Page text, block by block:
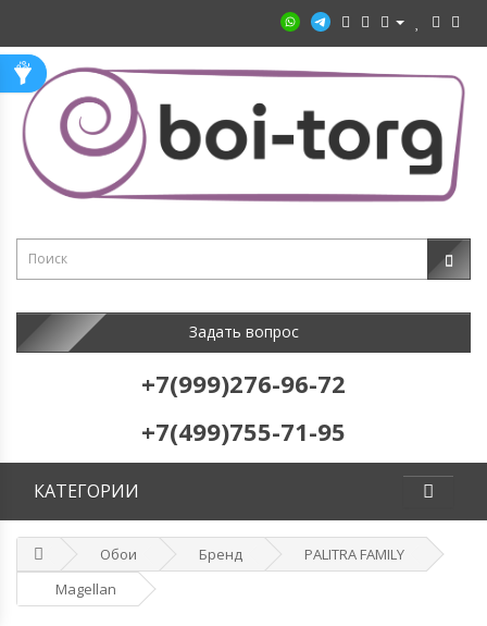
Задать вопрос
+7(999)276-96-72
+7(499)755-71-95
КАТЕГОРИИ
Обои Бренд
PALITRA FAMILY
Magellan